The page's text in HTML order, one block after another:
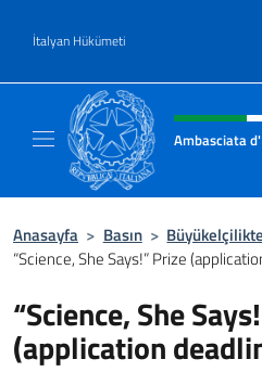
İtalyan Hükümeti
Site başlığı,
Ambasciata
Anasayfa > Basın >
“Science, She Says!” Prize
“Science, She
(application